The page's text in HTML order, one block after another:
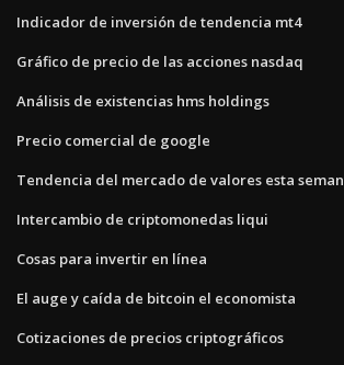
Indicador de inversión de tendencia mt4
Gráfico de precio de las acciones nasdaq
Análisis de existencias hms holdings
Precio comercial de google
Tendencia del mercado de valores esta
Intercambio de criptomonedas liqui
Cosas para invertir en línea
El auge y caída de bitcoin el economista
Cotizaciones de precios criptográficos